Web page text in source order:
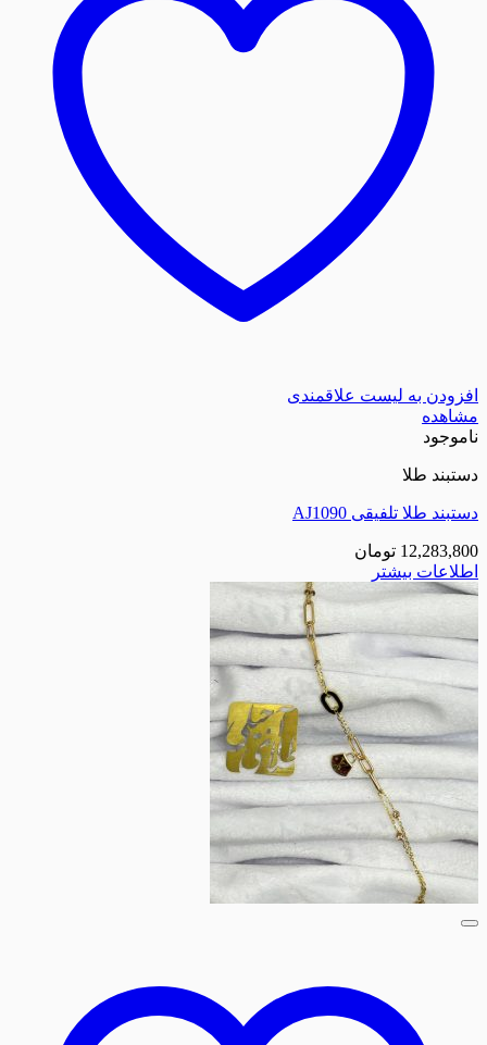
افزودن به لیست علاقمندی
مشاهده
ناموجود
دستبند طلا
دستبند طلا تلفیقی AJ1090
12,283,800 تومان
اطلاعات بیشتر